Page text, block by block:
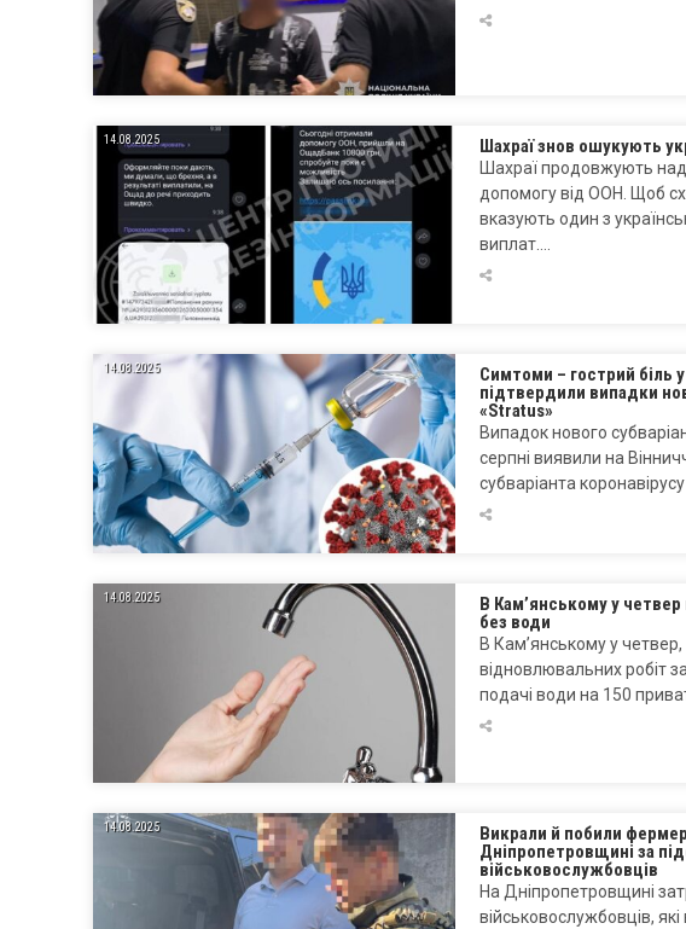
14.08.2025 Шахраї знов ошукують
Шахраї продовжують
допомогу від ООН. Щоб
вказують один з
виплат….
14.08.2025
Симтоми – гострий біль у
підтвердили випадки
«Stratus»
Випадок нового
серпні виявили на
субваріанта
14.08.2025
В Кам’янському у
без води
В Кам’янському у
відновлювальних робіт
подачі води на 150
14.08.2025
Викрали й побили
Дніпропетровщині за
військовослужбовців
На Дніпропетровщині
військовослужбовців,